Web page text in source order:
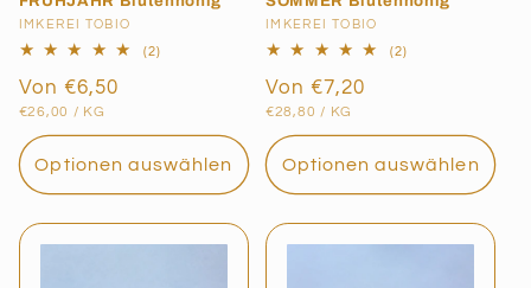
Anbieter:
IMKEREI TOBIO
(2)2
Normaler
Preis
Von €6,50
GRUNDPREIS
€26,00 / PRO
KG
Optionen auswählen
Anbieter:
IMKEREI TOBIO
(2)2
Normaler
Preis
Von €7,20
GRUNDPREIS
€28,80 / PRO
KG
Optionen auswählen